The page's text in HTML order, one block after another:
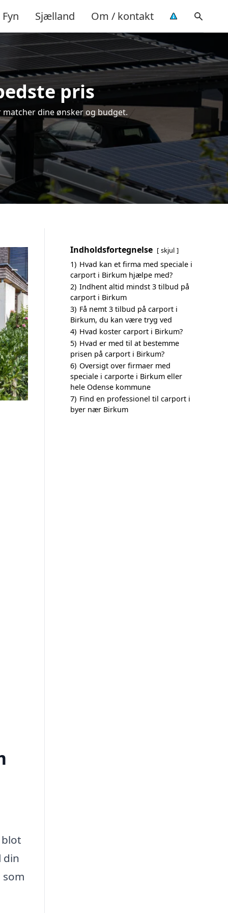
Fyn Sjælland Om / kontakt
pris
dine ønsker og budget.
din
Indholdsfortegnelse skjul
1) Hvad kan et firma med speciale i
carport i Birkum hjælpe med?
2) Indhent altid mindst 3 tilbud på
carport i Birkum
3) Få nemt 3 tilbud på carport i
Birkum, du kan være tryg ved
4) Hvad koster carport i Birkum?
5) Hvad er med til at bestemme
prisen på carport i Birkum?
6) Oversigt over firmaer med
speciale i carporte i Birkum eller
hele Odense kommune
7) Find en professionel til carport i
byer nær Birkum